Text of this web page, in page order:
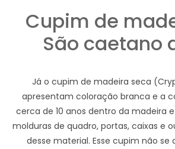
Cupim de
São caetano
Já o cupim de madeira seca
apresentam coloração branca e a
cerca de 10 anos dentro da madeira
molduras de quadro, portas, caixas e
desse material. Esse cupim não se